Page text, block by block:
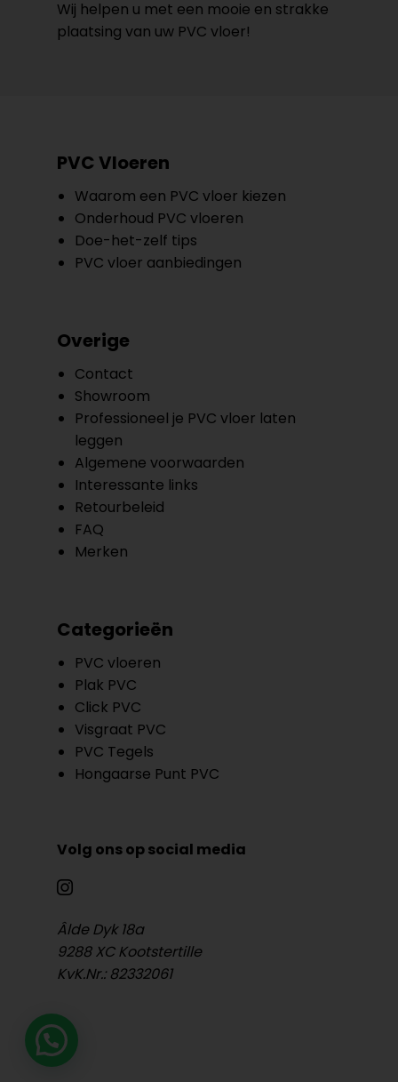
Wij helpen u met een mooie en strakke
plaatsing van uw PVC vloer!
PVC Vloeren
Waarom een PVC vloer kiezen
Onderhoud PVC vloeren
Doe-het-zelf tips
PVC vloer aanbiedingen
Overige
Contact
Showroom
Professioneel je PVC vloer laten
leggen
Algemene voorwaarden
Interessante links
Retourbeleid
FAQ
Merken
Categorieën
PVC vloeren
Plak PVC
Click PVC
Visgraat PVC
PVC Tegels
Hongaarse Punt PVC
Volg ons op social media
Âlde Dyk 18a
9288 XC Kootstertille
KvK.Nr.: 82332061